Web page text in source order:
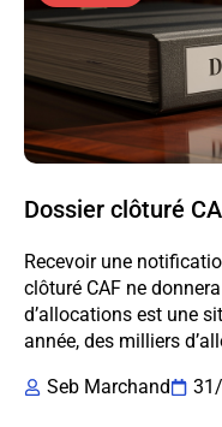
Dossier clôturé
Recevoir une
clôturé CAF ne
d’allocations est une
année, des milliers
Seb Marchand